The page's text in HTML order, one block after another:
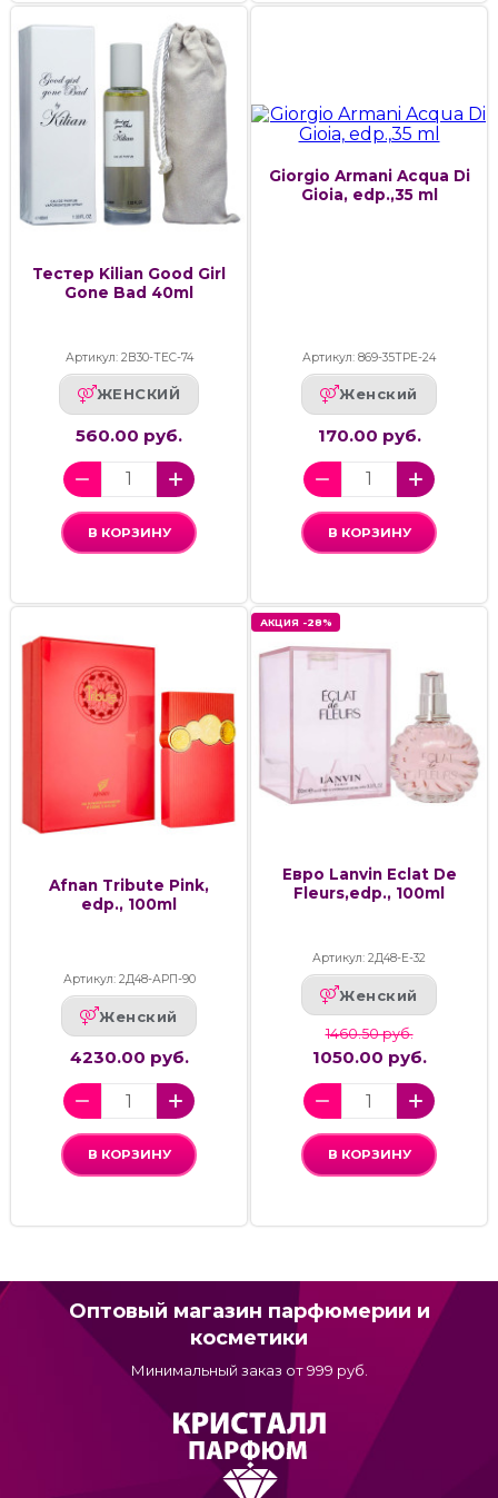
Тестер Kilian Good Girl
Gone Bad 40ml
Артикул: 2В30-ТЕС-74
ЖЕНСКИЙ
560.00 руб.
В КОРЗИНУ
Giorgio Armani Acqua Di
Gioia, edp.,35 ml
Артикул: 869-35ТРЕ-24
Женский
170.00 руб.
В КОРЗИНУ
Afnan Tribute Pink,
edp., 100ml
Артикул: 2Д48-АРП-90
Женский
4230.00 руб.
В КОРЗИНУ
АКЦИЯ -28%
Евро Lanvin Eclat De
Fleurs,edp., 100ml
Артикул: 2Д48-Е-32
Женский
1460.50 руб.
1050.00 руб.
В КОРЗИНУ
Оптовый магазин парфюмерии и
косметики
Минимальный заказ от 999 руб.